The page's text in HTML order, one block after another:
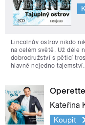
Lincolnův ostrov nikdo
na celém světě. Už déle
dobrodružství s pěticí
hlavně nejedno tajemství.
Kateřina
Koupit